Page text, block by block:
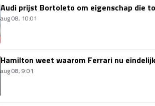
Audi prijst Bortoleto om eigenschap die
aug 08, 10:01
Hamilton weet waarom Ferrari nu
aug 08, 9:01